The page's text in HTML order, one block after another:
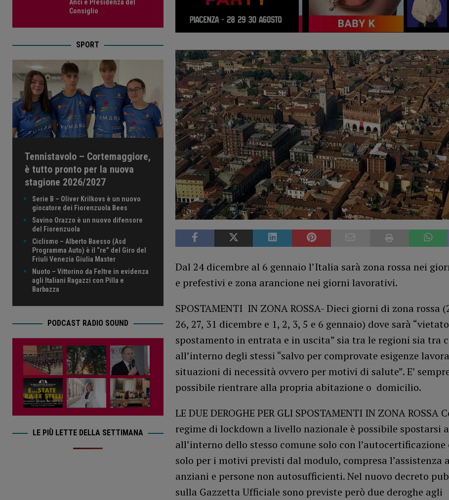
Dal 24 dicembre al 6 gennaio l’Italia sarà zona rossa nei
e prefestivi e zona arancione nei giorni lavorativi.
SPOSTAMENTI IN ZONA ROSSA- Dieci giorni di zona rossa
26, 27, 31 dicembre e 1, 2, 3, 5 e 6 gennaio) dove sarà
spostamento in entrata e in uscita” sia tra le regioni sia tra
all’interno degli stessi “salvo per comprovate esigenze
situazioni di necessità ovvero per motivi di salute”. E’
possibile rientrare alla propria abitazione o domicilio.
LE DUE DEROGHE PER GLI SPOSTAMENTI IN ZONA ROSSA
regime di lockdown a livello nazionale è possibile spostarsi
all’interno dello stesso comune solo con l’autocertificazione
solo per i motivi previsti dal modulo, compresa l’assistenza
anziani e persone non autosufficienti. Nel nuovo decreto
sulla Gazzetta Ufficiale sono previste però due deroghe agli
Anci e Presidenza del
Consiglio
SPORT
Tennistavolo – Cortemaggiore,
è tutto pronto per la nuova
stagione 2026/2027
Serie B – Oliver Krilkovs è un nuovo
giocatore dei Fiorenzuola Bees
Savino Orazzo è un nuovo difensore
del Fiorenzuola
Ciclismo – Alberto Baesso (Asd
Programma Auto) è il “re” del Giro del
Friuli Venezia Giulia Master
Nuoto – Vittorino da Feltre in evidenza
agli Italiani Ragazzi con Pilla e
Barbazza
PODCAST RADIO SOUND
LE PIÙ LETTE DELLA SETTIMANA